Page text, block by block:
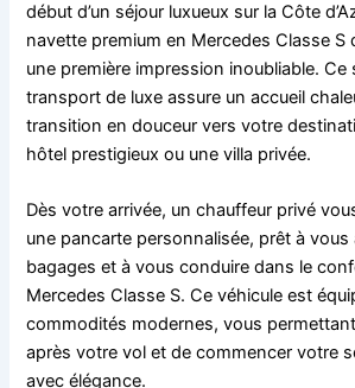
début d’un séjour luxueux sur la Côte
navette premium en Mercedes Classe S
une première impression inoubliable. Ce
transport de luxe assure un accueil
transition en douceur vers votre
hôtel prestigieux ou une villa privée.
Dès votre arrivée, un chauffeur privé
une pancarte personnalisée, prêt à
bagages et à vous conduire dans le
Mercedes Classe S. Ce véhicule est
commodités modernes, vous
après votre vol et de commencer votre
avec élégance.